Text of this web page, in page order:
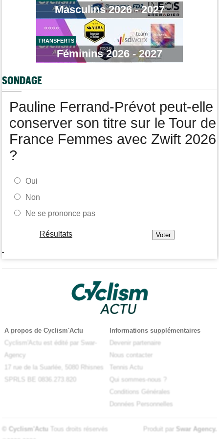
Romain Bardet à l'hôpital après une chute dans la descente du
Mont Ventoux
Tour de Pologne
Jan Christen : "J'ai dû me retenir pour ne pas attaquer trop tôt"
Kasia Niewiadoma fait coup double sur la 7e étape
Joao Almeida a abandonné après une nouvelle chute
Masculins 2026 - 2027
TRANSFERTS
Féminins 2026 - 2027
SONDAGE
Pauline Ferrand-Prévot peut-elle
conserver son titre sur le Tour de
France Femmes avec Zwift 2026
?
Oui
Non
Ne se prononce pas
Résultats
-
A propos de Cyclism'Actu
Cyclism'Actu est édité par Swar-
Agency
17 rue de la Suarlée, 5080 Rhisnes
SPRLS BE 0836.273.820
Informations supplémentaires
Devenir partenaire
Nous contacter
Tennis Actu
Qui sommes-nous ?
Conditions Générales
Données Personnelles
© Cyclism'Actu Tous droits réservés
Produit par Swar Agency.